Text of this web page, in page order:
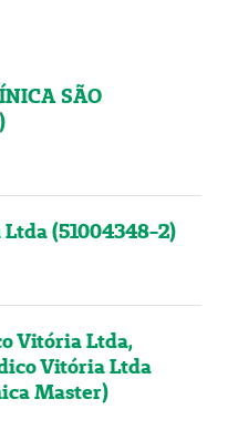
SÃO
(51004348-2)
Vitória Ltda,
Vitória Ltda
Master)